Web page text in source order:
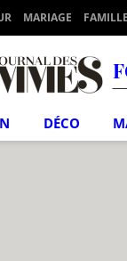
MARIAGE FAMILLE
DÉCO